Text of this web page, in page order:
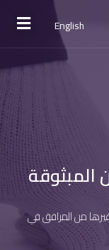
English
المبثوقة
من المرافق في